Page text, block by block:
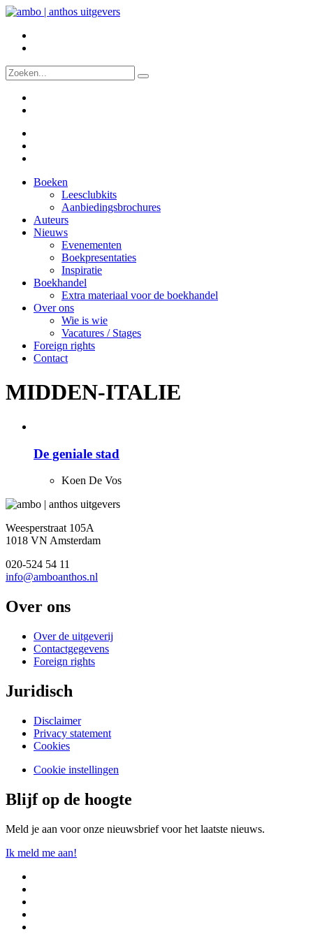
Boeken
Leesclubkits
Aanbiedingsbrochures
Auteurs
Nieuws
Evenementen
Boekpresentaties
Inspiratie
Boekhandel
Extra materiaal voor de boekhandel
Over ons
Wie is wie
Vacatures / Stages
Foreign rights
Contact
MIDDEN-ITALIE
De geniale stad
Koen De Vos
Weesperstraat 105A
1018 VN Amsterdam
020-524 54 11
info@amboanthos.nl
Over ons
Over de uitgeverij
Contactgegevens
Foreign rights
Juridisch
Disclaimer
Privacy statement
Cookies
Cookie instellingen
Blijf op de hoogte
Meld je aan voor onze nieuwsbrief voor het laatste nieuws.
Ik meld me aan!